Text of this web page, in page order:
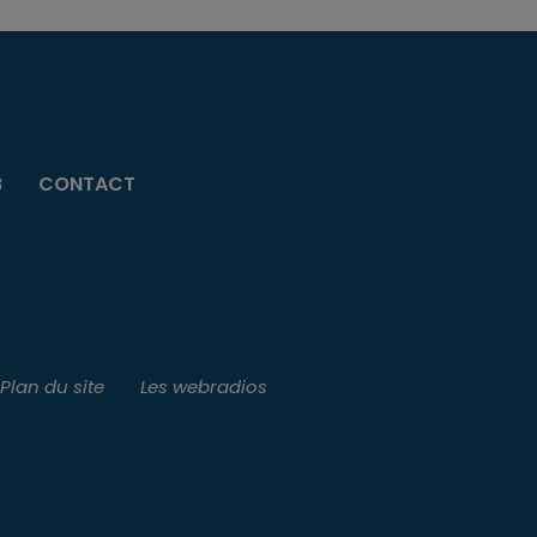
CONTACT
Plan du site Les webradios